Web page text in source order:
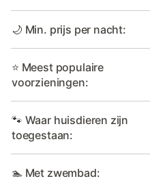
🌙 Min. prijs per nacht:
⭐ Meest populaire
voorzieningen:
🐾 Waar huisdieren zijn
toegestaan:
🏊 Met zwembad: